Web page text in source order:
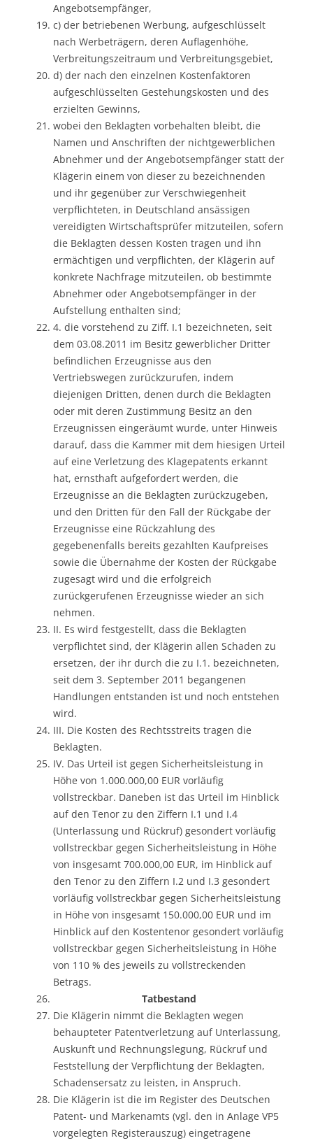
Angebotsempfänger,
c) der betriebenen Werbung, aufgeschlüsselt
nach Werbeträgern, deren Auflagenhöhe,
Verbreitungszeitraum und Verbreitungsgebiet,
d) der nach den einzelnen Kostenfaktoren
aufgeschlüsselten Gestehungskosten und des
erzielten Gewinns,
wobei den Beklagten vorbehalten bleibt, die
Namen und Anschriften der nichtgewerblichen
Abnehmer und der Angebotsempfänger statt der
Klägerin einem von dieser zu bezeichnenden
und ihr gegenüber zur Verschwiegenheit
verpflichteten, in Deutschland ansässigen
vereidigten Wirtschaftsprüfer mitzuteilen, sofern
die Beklagten dessen Kosten tragen und ihn
ermächtigen und verpflichten, der Klägerin auf
konkrete Nachfrage mitzuteilen, ob bestimmte
Abnehmer oder Angebotsempfänger in der
Aufstellung enthalten sind;
4. die vorstehend zu Ziff. I.1 bezeichneten, seit
dem 03.08.2011 im Besitz gewerblicher Dritter
befindlichen Erzeugnisse aus den
Vertriebswegen zurückzurufen, indem
diejenigen Dritten, denen durch die Beklagten
oder mit deren Zustimmung Besitz an den
Erzeugnissen eingeräumt wurde, unter Hinweis
darauf, dass die Kammer mit dem hiesigen Urteil
auf eine Verletzung des Klagepatents erkannt
hat, ernsthaft aufgefordert werden, die
Erzeugnisse an die Beklagten zurückzugeben,
und den Dritten für den Fall der Rückgabe der
Erzeugnisse eine Rückzahlung des
gegebenenfalls bereits gezahlten Kaufpreises
sowie die Übernahme der Kosten der Rückgabe
zugesagt wird und die erfolgreich
zurückgerufenen Erzeugnisse wieder an sich
nehmen.
II. Es wird festgestellt, dass die Beklagten
verpflichtet sind, der Klägerin allen Schaden zu
ersetzen, der ihr durch die zu I.1. bezeichneten,
seit dem 3. September 2011 begangenen
Handlungen entstanden ist und noch entstehen
wird.
III. Die Kosten des Rechtsstreits tragen die
Beklagten.
IV. Das Urteil ist gegen Sicherheitsleistung in
Höhe von 1.000.000,00 EUR vorläufig
vollstreckbar. Daneben ist das Urteil im Hinblick
auf den Tenor zu den Ziffern I.1 und I.4
(Unterlassung und Rückruf) gesondert vorläufig
vollstreckbar gegen Sicherheitsleistung in Höhe
von insgesamt 700.000,00 EUR, im Hinblick auf
den Tenor zu den Ziffern I.2 und I.3 gesondert
vorläufig vollstreckbar gegen Sicherheitsleistung
in Höhe von insgesamt 150.000,00 EUR und im
Hinblick auf den Kostentenor gesondert vorläufig
vollstreckbar gegen Sicherheitsleistung in Höhe
von 110 % des jeweils zu vollstreckenden
Betrags.
Tatbestand
Die Klägerin nimmt die Beklagten wegen
behaupteter Patentverletzung auf Unterlassung,
Auskunft und Rechnungslegung, Rückruf und
Feststellung der Verpflichtung der Beklagten,
Schadensersatz zu leisten, in Anspruch.
Die Klägerin ist die im Register des Deutschen
Patent- und Markenamts (vgl. den in Anlage VP5
vorgelegten Registerauszug) eingetragene